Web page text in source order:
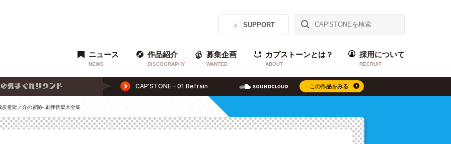
SUPPORT
ニュース
NEWS
作品紹介
DISCOGRAPHY
募集企画
WANTED
カプストーンとは？
ABOUT
採用について
RECRUIT
この作品をみる
歩堂龍ノ介の冒險- 劇伴音樂大全集